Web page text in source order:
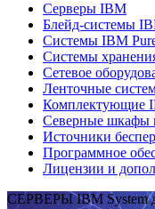
Серверы IBM
Блейд-системы
Системы IBM
Системы
Сетевое
Ленточные
Комплектующие
Северные шкафы
Источники
Программное
Лицензии и
СЕРВЕРЫ IBM System